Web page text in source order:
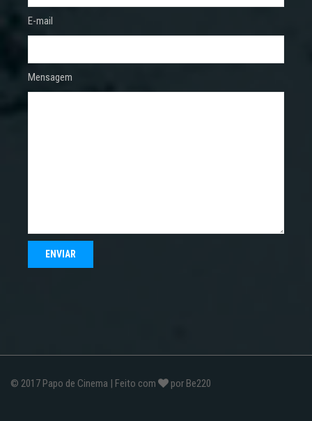
E-mail
Mensagem
© 2017 Papo de Cinema | Feito com por Be220